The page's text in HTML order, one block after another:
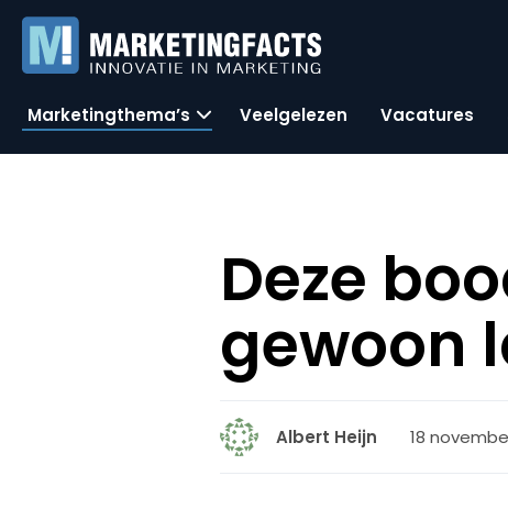
Marketingthema’s Veelgelezen Vacatures
Deze
gewoon
Albert Heijn 18